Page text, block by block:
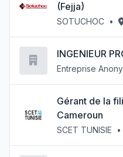
(Fejja)
SOTUCHOC •
INGENIEUR
Entreprise
Gérant de la
Cameroun
SCET TUNISIE •